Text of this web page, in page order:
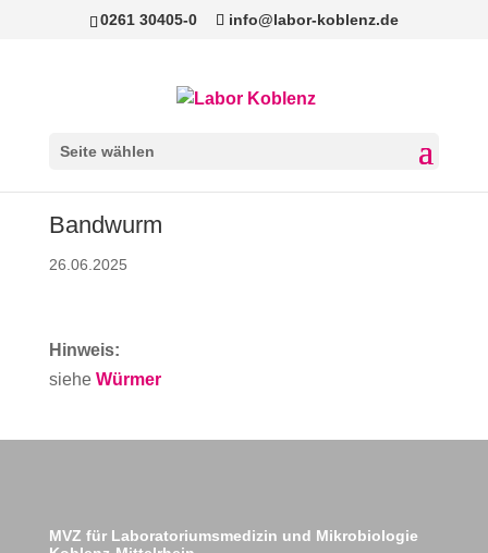
0261 30405-0 info@labor-koblenz.de
Seite wählen
Bandwurm
26.06.2025
Hinweis:
siehe Würmer
MVZ für Laboratoriumsmedizin und Mikrobiologie